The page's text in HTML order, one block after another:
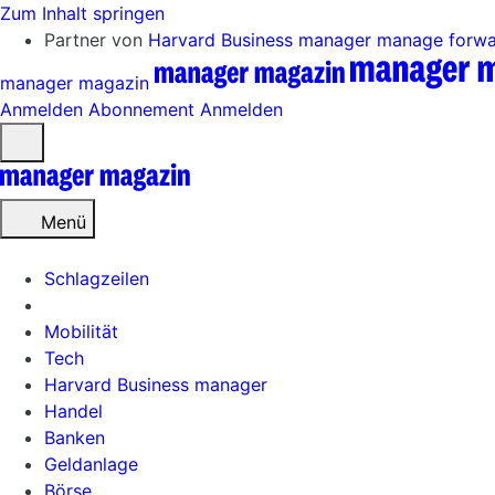
Zum Inhalt springen
Partner von Harvard Business manager manage
manager magazin
Anmelden Abonnement Anmelden
öffnen
Menü
Schlagzeilen
Mobilität
Tech
Harvard Business manager
Handel
Banken
Geldanlage
Börse